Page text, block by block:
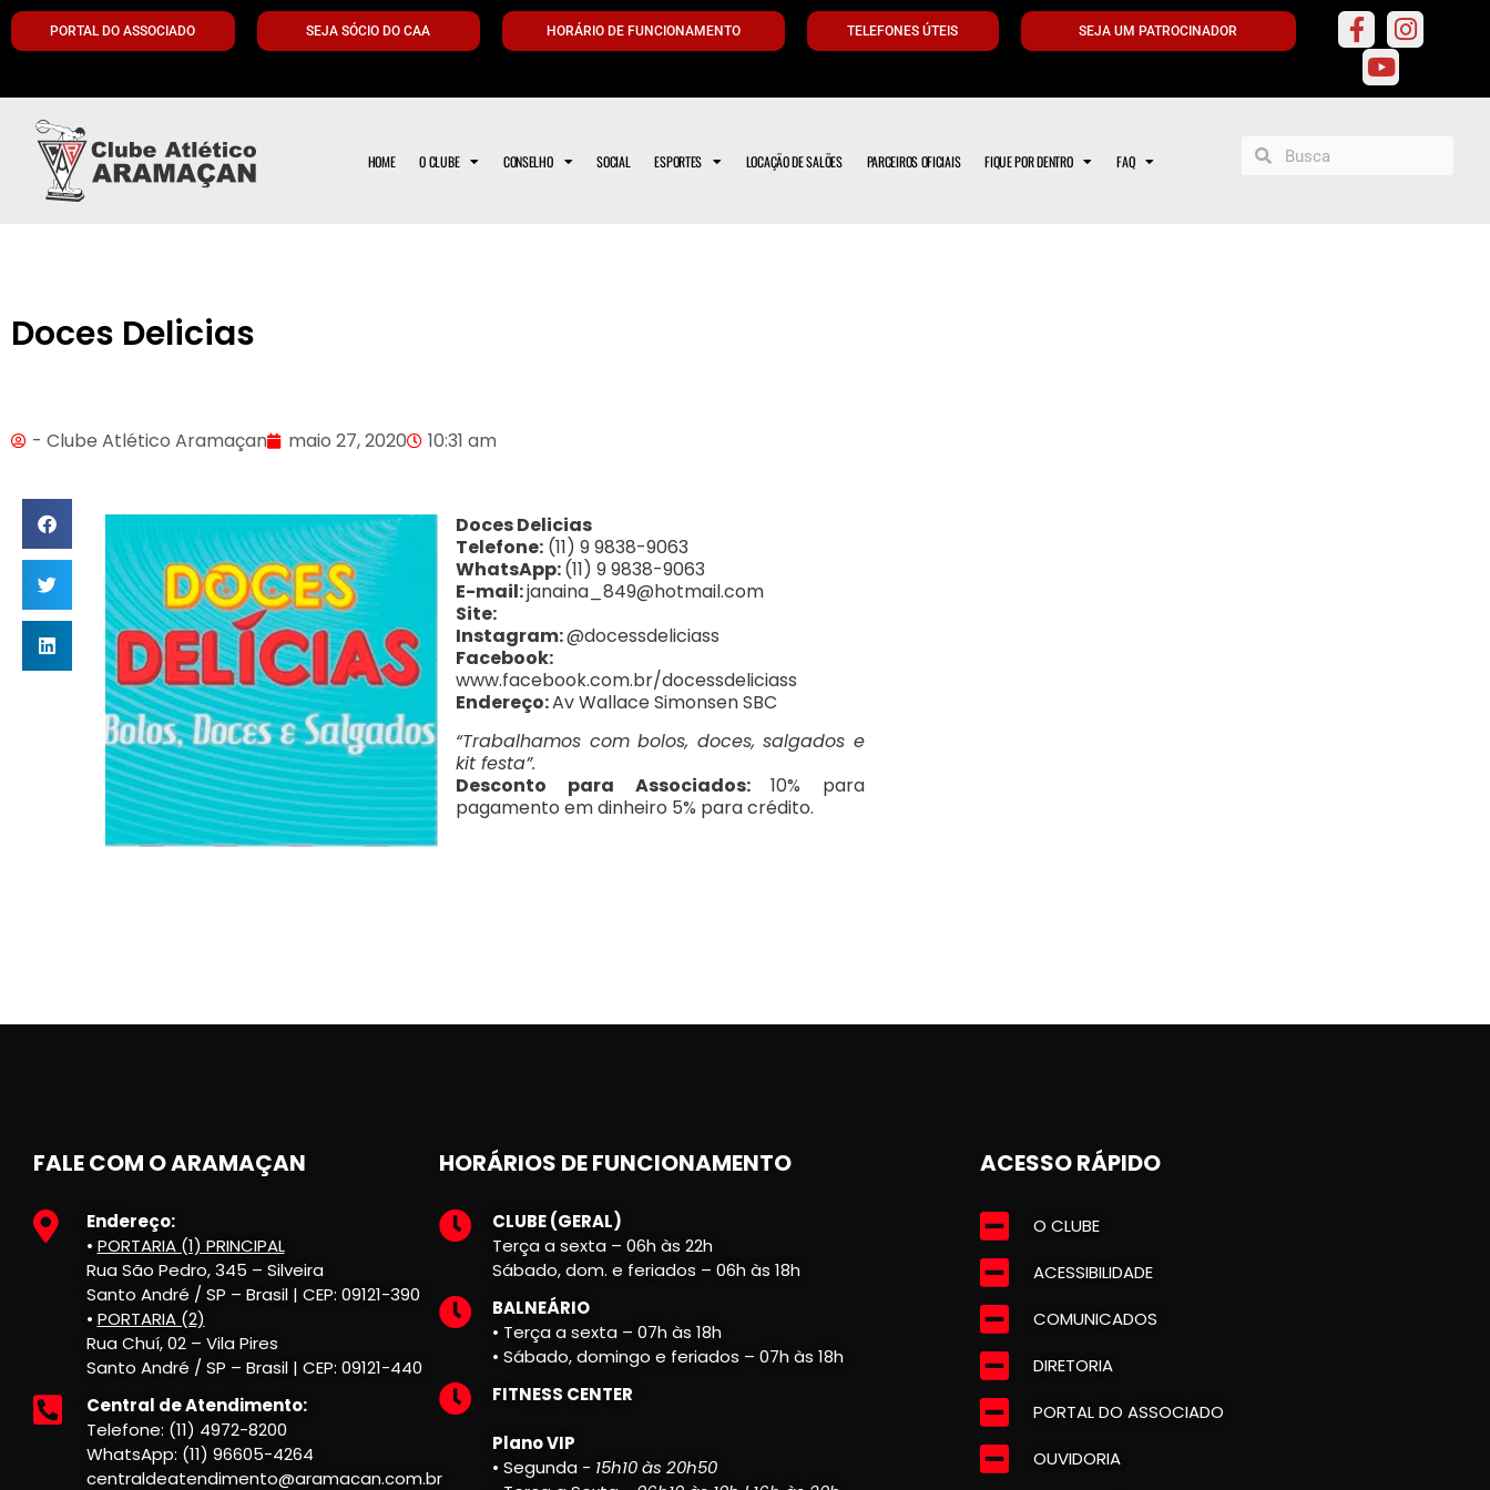
PORTAL DO ASSOCIADO SEJA SÓCIO DO CAA HORÁRIO DE FUNCIONAMENTO TELEFONES ÚTEIS SEJA UM PATROCINADOR
HOME O CLUBE CONSELHO SOCIAL ESPORTES LOCAÇÃO DE SALÕES PARCEIROS OFICIAIS FIQUE POR DENTRO FAQ
Doces Delicias
- Clube Atlético Aramaçan maio 27, 2020 10:31 am
Doces Delicias
Telefone: (11) 9 9838-9063
WhatsApp:(11) 9 9838-9063
E-mail:janaina_849@hotmail.com
Site:
Instagram:@docessdeliciass
Facebook:
www.facebook.com.br/docessdeliciass
Endereço:Av Wallace Simonsen SBC
“Trabalhamos com bolos, doces, salgados e
kit festa”.
Desconto para Associados:10% para
pagamento em dinheiro 5% para crédito.
FALE COM O ARAMAÇAN
Endereço:
• PORTARIA (1) PRINCIPAL
Rua São Pedro, 345 – Silveira
Santo André / SP – Brasil | CEP: 09121-390
• PORTARIA (2)
Rua Chuí, 02 – Vila Pires
Santo André / SP – Brasil | CEP: 09121-440
Central de Atendimento:
Telefone: (11) 4972-8200
WhatsApp: (11) 96605-4264
centraldeatendimento@aramacan.com.br
HORÁRIOS DE FUNCIONAMENTO
CLUBE (GERAL)
Terça a sexta – 06h às 22h
Sábado, dom. e feriados – 06h às 18h
BALNEÁRIO
• Terça a sexta – 07h às 18h
• Sábado, domingo e feriados – 07h às 18h
FITNESS CENTER
Plano VIP
• Segunda - 15h10 às 20h50
ACESSO RÁPIDO
O CLUBE
ACESSIBILIDADE
COMUNICADOS
DIRETORIA
PORTAL DO ASSOCIADO
OUVIDORIA